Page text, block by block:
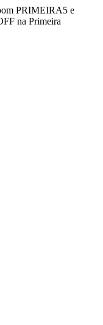
PRIMEIRA5 e
na Primeira